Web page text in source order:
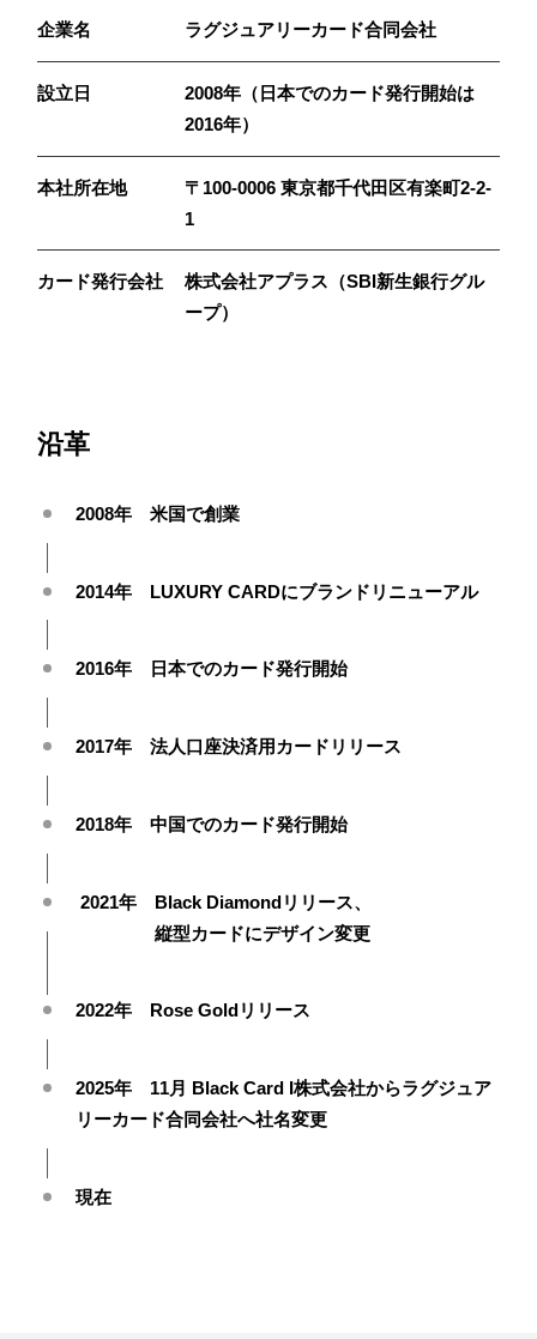
企業名 ラグジュアリーカード合同会社
設立日
2008年（日本でのカード発行開始は
2016年）
本社所在地
〒100-0006 東京都千代田区有楽町2-2-
1
カード発行会社
株式会社アプラス（SBI新生銀行グル
ープ）
沿革
2008年 米国で創業
2014年 LUXURY CARDにブランドリニューアル
2016年 日本でのカード発行開始
2017年 法人口座決済用カードリリース
2018年 中国でのカード発行開始
2021年 Black Diamondリリース、
縦型カードにデザイン変更
2022年 Rose Goldリリース
2025年 11月 Black Card I株式会社からラグジュア
リーカード合同会社へ社名変更
現在